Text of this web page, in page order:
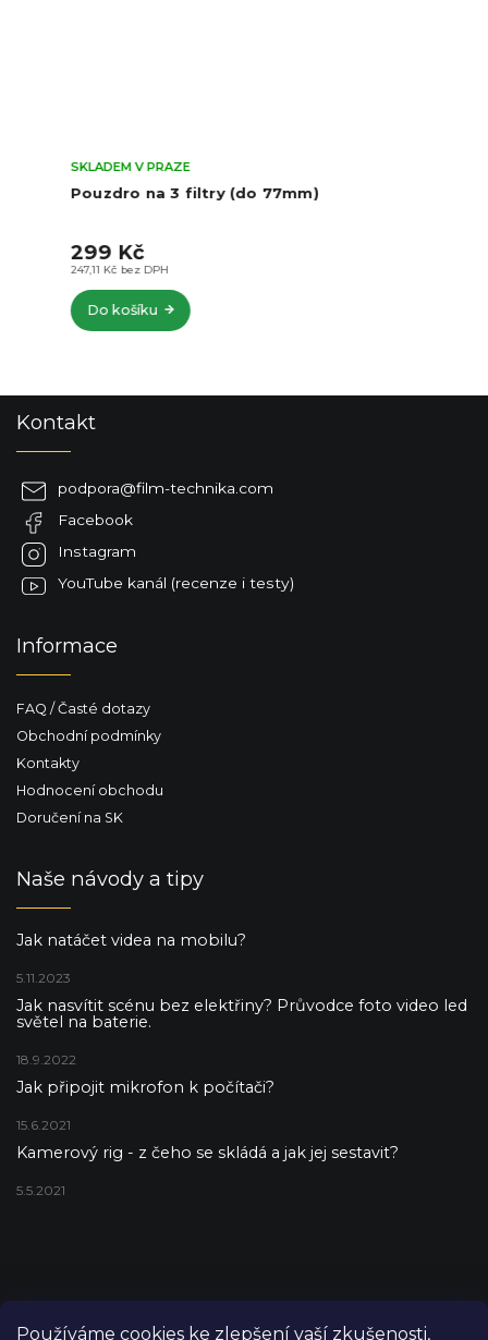
Používáme cookies ke zlepšení vaší zkušenosti,
Pouzdro na 3 filtry (do 77mm)
SKLADEM V PRAZE
247,11 Kč bez DPH
299 Kč
Do košíku
Kontakt
podpora@film-technika.com
Facebook
Instagram
YouTube kanál (recenze i testy)
Informace
FAQ / Časté dotazy
Obchodní podmínky
Kontakty
Hodnocení obchodu
Doručení na SK
Naše návody a tipy
Jak natáčet videa na mobilu?
5.11.2023
Jak nasvítit scénu bez elektřiny? Průvodce foto video led
světel na baterie.
18.9.2022
Jak připojit mikrofon k počítači?
15.6.2021
Kamerový rig - z čeho se skládá a jak jej sestavit?
5.5.2021